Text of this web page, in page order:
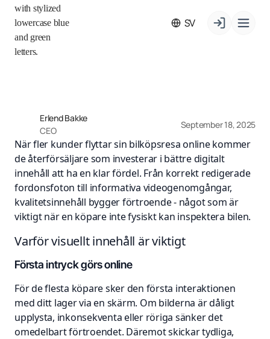
SV
Erlend Bakke
CEO
September 18, 2025
När fler kunder flyttar sin bilköpsresa online kommer
de återförsäljare som investerar i bättre digitalt
innehåll att ha en klar fördel. Från korrekt redigerade
fordonsfoton till informativa videogenomgångar,
kvalitetsinnehåll bygger förtroende - något som är
viktigt när en köpare inte fysiskt kan inspektera bilen.
Varför visuellt innehåll är viktigt
Första intryck görs online
För de flesta köpare sker den första interaktionen
med ditt lager via en skärm. Om bilderna är dåligt
upplysta, inkonsekventa eller röriga sänker det
omedelbart förtroendet. Däremot skickar tydliga,